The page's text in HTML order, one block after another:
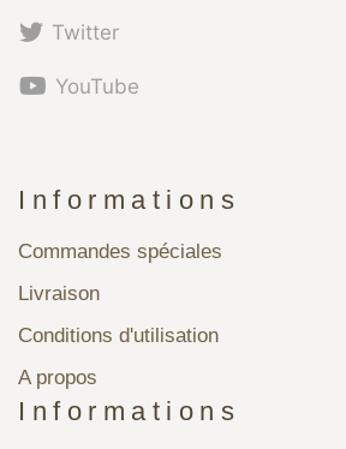
Twitter
YouTube
Informations
Commandes spéciales
Livraison
Conditions d'utilisation
A propos
Informations